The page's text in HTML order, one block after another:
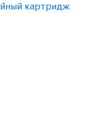
картридж